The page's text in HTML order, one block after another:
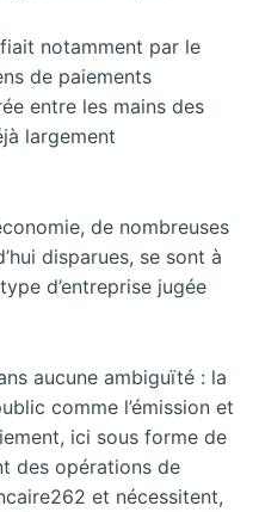
notamment par le
de paiements
entre les mains des
largement
de nombreuses
disparues, se sont à
d’entreprise jugée
aucune ambiguïté : la
comme l’émission et
ici sous forme de
des opérations de
et nécessitent,